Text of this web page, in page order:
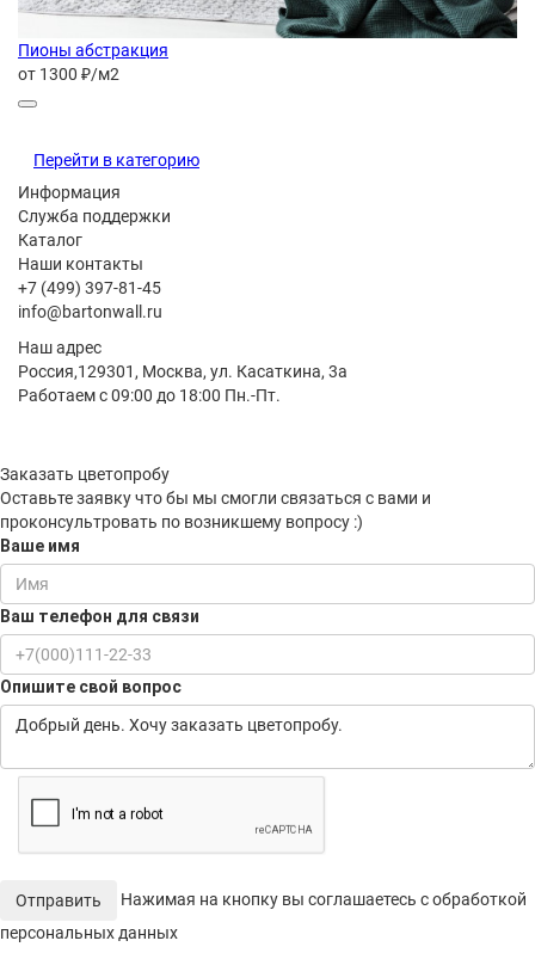
Пионы абстракция
от 1300 ₽/м2
Перейти в категорию
Информация
Служба поддержки
Каталог
Наши контакты
+7 (499) 397-81-45
info@bartonwall.ru
Наш адрес
Россия,129301, Москва, ул. Касаткина, 3а
Работаем с 09:00 до 18:00 Пн.-Пт.
Заказать цветопробу
Оставьте заявку что бы мы смогли связаться с вами и
проконсультровать по возникшему вопросу :)
Ваше имя
Ваш телефон для связи
Опишите свой вопрос
Отправить
Нажимая на кнопку вы соглашаетесь с обработкой
персональных данных